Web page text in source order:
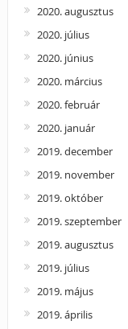
2020. augusztus
2020. július
2020. június
2020. március
2020. február
2020. január
2019. december
2019. november
2019. október
2019. szeptember
2019. augusztus
2019. július
2019. május
2019. április